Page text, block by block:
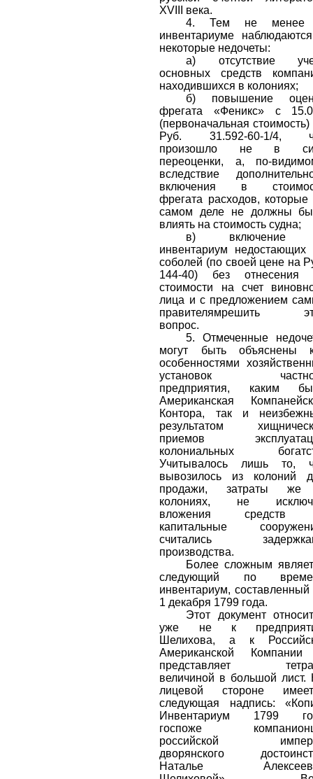
XVIII
века.
4. Тем не
инвентариуме
некоторые недочеты:
а) отсутствие
основных средств
находившихся в колониях;
б) повышение
фрегата «Феникс» с
(первоначальная стоимость)
Руб. 31.592-60-1/4,
произошло не в
переоценки, а, по-
вследствие дополни
включения в
фрегата расходов, которые
самом деле не должны
влиять на стоимость судна;
в) включение
инвентариум недостающих
соболей (по своей цене на
144-40) без отнесения
стоимости на счет
лица и с предложением
правителямрешить
вопрос.
5. Отмеченные
могут быть объяснены
особенностями
установок
предприятия, каким
Американская
Контора, так и
результатом
приемов
колониальных
Учитывалось лишь то,
вывозилось из колоний
продажи, затраты
колониях, не
вложения
капитальные
считались
производства.
Более сложным
следующий по
инвентариум, составленный
1 декабря 1799 года.
Этот документ
уже не к
Шелихова, а к
Американской
представляет
величиной в большой лист.
лицевой стороне
следующая надпись:
Инвентариум 1799
госпоже
российской
дворянского
Наталье